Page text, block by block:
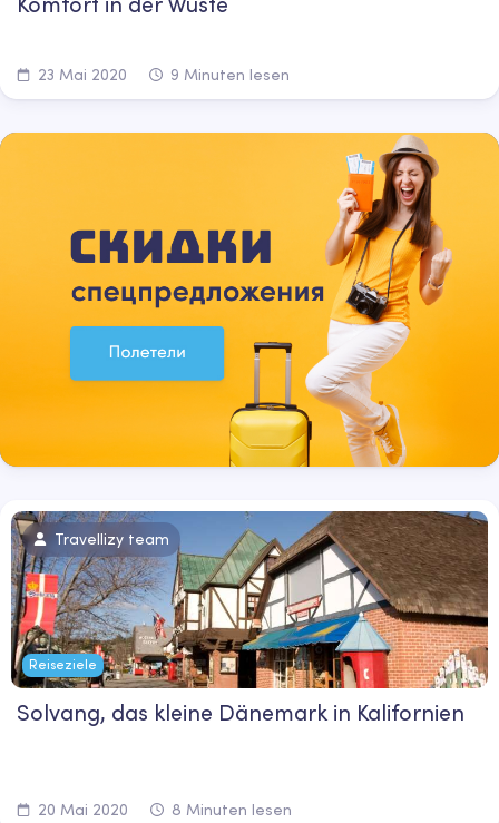
23 Mai 2020 9 Minuten lesen
Travellizy team
Reiseziele
Solvang, das kleine Dänemark in Kalifornien
20 Mai 2020 8 Minuten lesen